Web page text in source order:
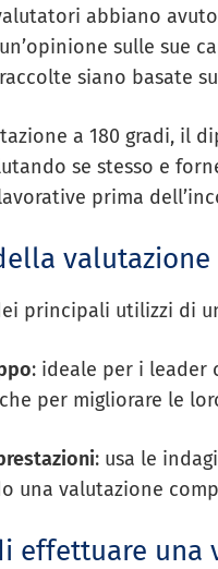
abbiano
sulle sue
siano basate
a 180 gradi, il
se stesso e
prima
valutazione
principali utilizzi di
: ideale per i leader
per migliorare le
: usa le
una valutazione
effettuare una